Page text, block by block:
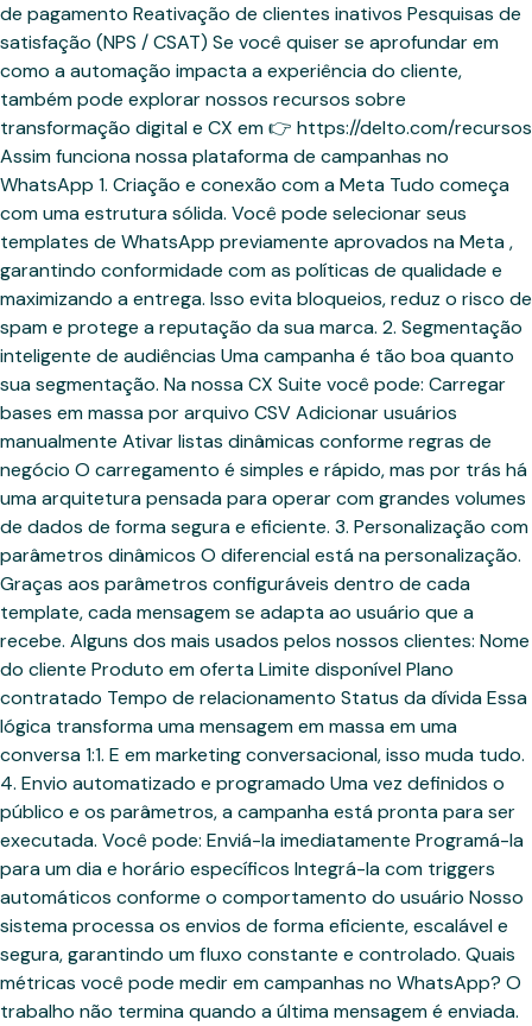
de pagamento Reativação de clientes inativos Pesquisas de
satisfação (NPS / CSAT) Se você quiser se aprofundar em
como a automação impacta a experiência do cliente,
também pode explorar nossos recursos sobre
transformação digital e CX em 👉 https://delto.com/recursos
Assim funciona nossa plataforma de campanhas no
WhatsApp 1. Criação e conexão com a Meta Tudo começa
com uma estrutura sólida. Você pode selecionar seus
templates de WhatsApp previamente aprovados na Meta ,
garantindo conformidade com as políticas de qualidade e
maximizando a entrega. Isso evita bloqueios, reduz o risco de
spam e protege a reputação da sua marca. 2. Segmentação
inteligente de audiências Uma campanha é tão boa quanto
sua segmentação. Na nossa CX Suite você pode: Carregar
bases em massa por arquivo CSV Adicionar usuários
manualmente Ativar listas dinâmicas conforme regras de
negócio O carregamento é simples e rápido, mas por trás há
uma arquitetura pensada para operar com grandes volumes
de dados de forma segura e eficiente. 3. Personalização com
parâmetros dinâmicos O diferencial está na personalização.
Graças aos parâmetros configuráveis dentro de cada
template, cada mensagem se adapta ao usuário que a
recebe. Alguns dos mais usados pelos nossos clientes: Nome
do cliente Produto em oferta Limite disponível Plano
contratado Tempo de relacionamento Status da dívida Essa
lógica transforma uma mensagem em massa em uma
conversa 1:1. E em marketing conversacional, isso muda tudo.
4. Envio automatizado e programado Uma vez definidos o
público e os parâmetros, a campanha está pronta para ser
executada. Você pode: Enviá-la imediatamente Programá-la
para um dia e horário específicos Integrá-la com triggers
automáticos conforme o comportamento do usuário Nosso
sistema processa os envios de forma eficiente, escalável e
segura, garantindo um fluxo constante e controlado. Quais
métricas você pode medir em campanhas no WhatsApp? O
trabalho não termina quando a última mensagem é enviada.